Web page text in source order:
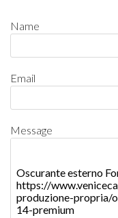
Name
Email
Message